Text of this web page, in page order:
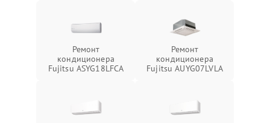
Ремонт
кондиционера
Fujitsu ASYG18LFCA
Ремонт
кондиционера
Fujitsu AUYG07LVLA